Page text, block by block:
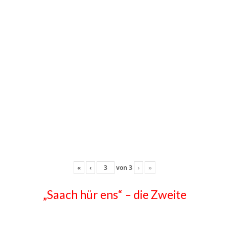
« ‹ von 3 › »
„Saach hür ens“ – die Zweite